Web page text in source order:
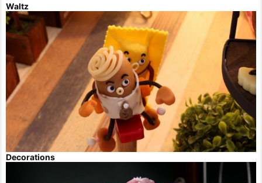
Waltz
Decorations